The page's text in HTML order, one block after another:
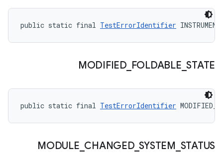
public static final TestErrorIdentifier
MODIFIED_ FOLDABLE _STATE
public static final TestErrorIdentifier
MODULE CHANGED_SYSTEM STATUS